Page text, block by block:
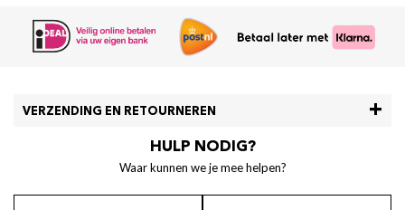
VERZENDING EN RETOURNEREN
HULP NODIG?
Waar kunnen we je mee helpen?